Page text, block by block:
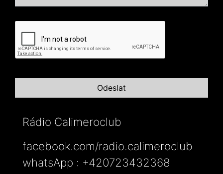
Rádio Calimeroclub
facebook.com/radio.calimeroclub
whatsApp : +420723432368